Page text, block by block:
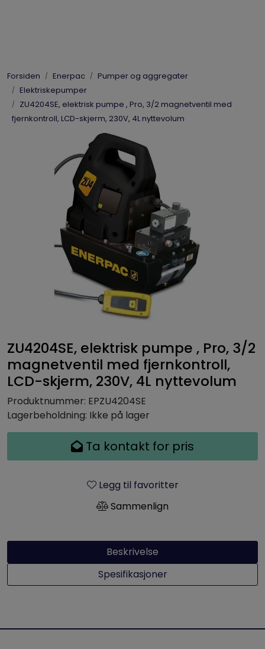
Forsiden Enerpac
Pumper og aggregater
Elektriskepumper
ZU4204SE, elektrisk pumpe , Pro, 3/2 magnetventil med
fjernkontroll, LCD-skjerm, 230V, 4L nyttevolum
ZU4204SE, elektrisk pumpe , Pro, 3/2
magnetventil med fjernkontroll,
LCD-skjerm, 230V, 4L nyttevolum
Produktnummer: EPZU4204SE
Lagerbeholdning: Ikke på lager
Ta kontakt for pris
Legg til favoritter
Sammenlign
Beskrivelse
Spesifikasjoner
Enerpac
Hydraulikk
inkl. mva.